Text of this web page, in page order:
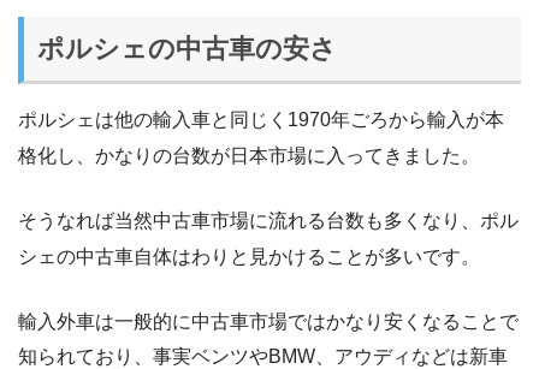
ポルシェの中古車の安さ
ポルシェは他の輸入車と同じく1970年ごろから輸入が本
格化し、かなりの台数が日本市場に入ってきました。
そうなれば当然中古車市場に流れる台数も多くなり、ポル
シェの中古車自体はわりと見かけることが多いです。
輸入外車は一般的に中古車市場ではかなり安くなることで
知られており、事実ベンツやBMW、アウディなどは新車